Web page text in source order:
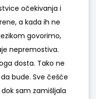
očekivanja i
a kada ih ne
govorimo,
nepremostiva.
dosta. Tako ne
bude. Sve češće
sam zamišljala